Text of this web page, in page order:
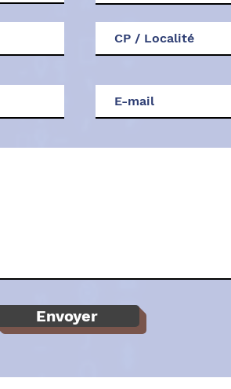
Envoyer